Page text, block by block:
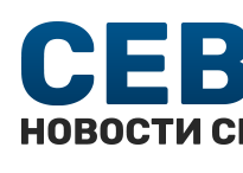
content